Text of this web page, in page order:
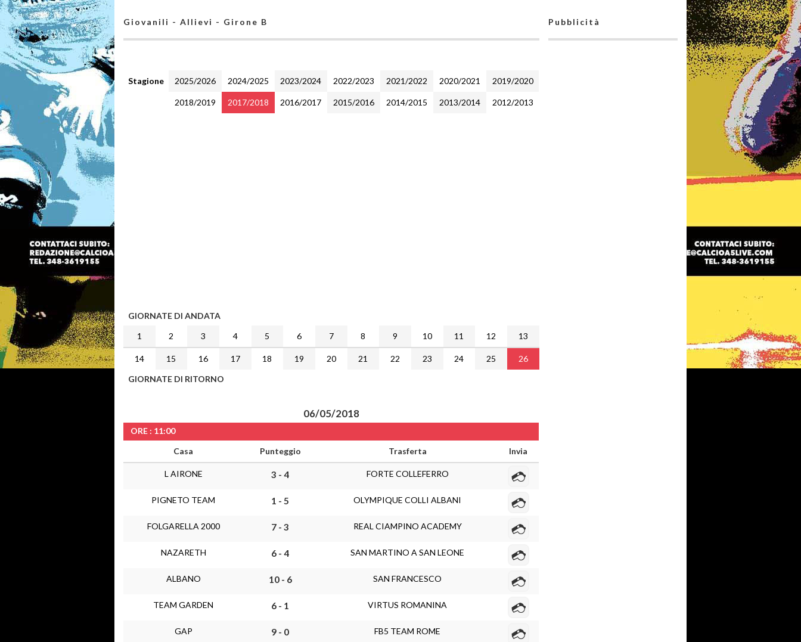
Giovanili - Allievi - Girone B
Stagione 2025/2026 2024/2025 2023/2024 2022/2023 2021/2022 2020/2021 2019/2020
2018/2019 2017/2018 2016/2017 2015/2016 2014/2015 2013/2014 2012/2013
GIORNATE DI ANDATA
1
2 3 4 5 6 7 8 9 10 11 12 13
14 15 16 17 18 19 20 21 22 23 24 25
26
GIORNATE DI RITORNO
06/05/2018
ORE : 11:00
Casa
Punteggio Trasferta Invia
L AIRONE 3 - 4 FORTE COLLEFERRO
PIGNETO TEAM 1 - 5 OLYMPIQUE COLLI ALBANI
FOLGARELLA 2000 7 - 3 REAL CIAMPINO ACADEMY
NAZARETH 6 - 4 SAN MARTINO A SAN LEONE
ALBANO 10 - 6 SAN FRANCESCO
TEAM GARDEN 6 - 1 VIRTUS ROMANINA
GAP 9 - 0 FB5 TEAM ROME
Pubblicità